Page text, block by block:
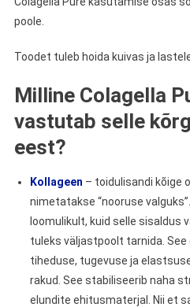
poole.
Toodet tuleb hoida kuivas ja
Milline Colagella
vastutab selle
eest?
Kollageen – toidulisandi kõige
nimetatakse “nooruse
loomulikult, kuid selle sisaldus
tuleks väljastpoolt tarnida.
tiheduse, tugevuse ja
rakud. See stabiliseerib naha
elundite ehitusmaterjal. Nii et